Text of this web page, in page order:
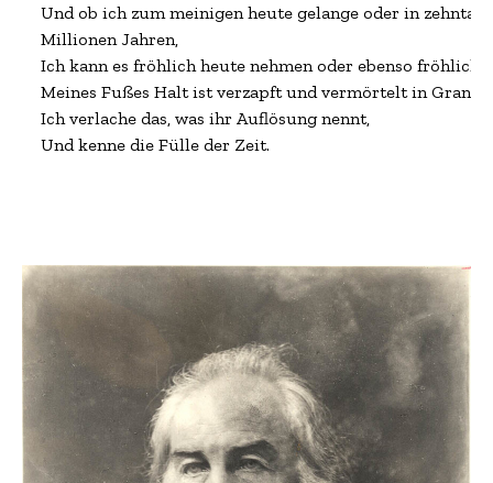
Und ob ich zum meinigen heute gelange oder in
Millionen Jahren,
Ich kann es fröhlich heute nehmen oder ebenso fröhlich
Meines Fußes Halt ist verzapft und vermörtelt in Granit,
Ich verlache das, was ihr Auflösung nennt,
Und kenne die Fülle der Zeit.